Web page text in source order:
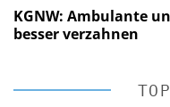
KGNW: Ambulante
besser verzahnen